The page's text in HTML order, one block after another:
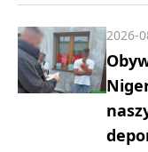
2026-